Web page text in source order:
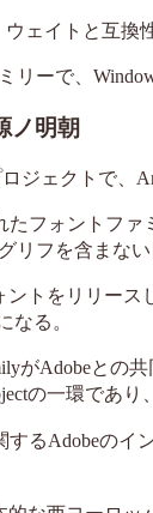
ェイトと互換
リーで、
ノ明朝
ジェクトで、
フォントファ
リフを含まない
トをリリース
なる。
がAdobeとの
の一環であり
するAdobeのイ